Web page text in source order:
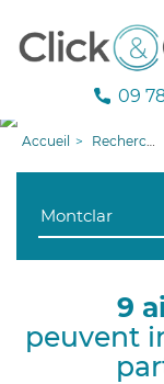
09
Accueil Recherche aide à domicile
9
peuvent